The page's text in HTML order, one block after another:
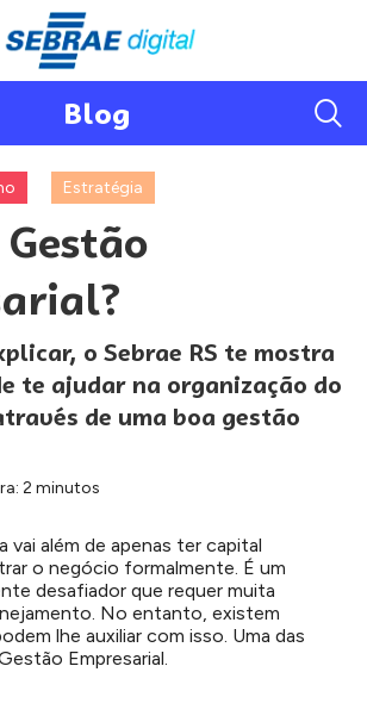
Blog
Estratégia
o Sebrae RS te mostra
te ajudar na organização do
de uma boa gestão
2 minutos
vai além de apenas ter capital
o negócio formalmente. É um
desafiador que requer muita
No entanto, existem
lhe auxiliar com isso. Uma das
Empresarial.